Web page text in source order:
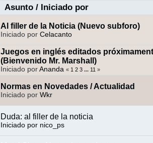
Asunto/ Iniciado por
Al filler de la Noticia (Nuevo subforo)
Iniciado por Celacanto
Juegos en inglés editados
(Bienvenido Mr. Marshall)
Iniciado por Ananda « 1 2 3 ... 11 »
Normas en Novedades / Actualidad
Iniciado por Wkr
Duda: al filler de la noticia
Iniciado por nico_ps